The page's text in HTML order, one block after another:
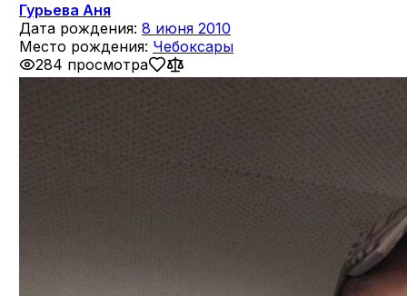
Гурьева Аня
Дата рождения: 8 июня 2010
Место рождения: Чебоксары
284 просмотра